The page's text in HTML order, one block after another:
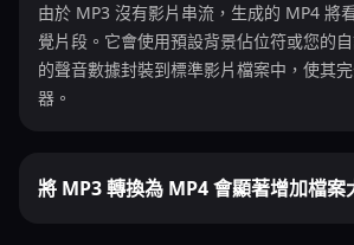
由於 MP3 沒有影片串流，生成的 MP4 將
覺片段。它會使用預設背景佔位符或您的
的聲音數據封裝到標準影片檔案中，使其
器。
將 MP3 轉換為 MP4 會顯著增加檔案